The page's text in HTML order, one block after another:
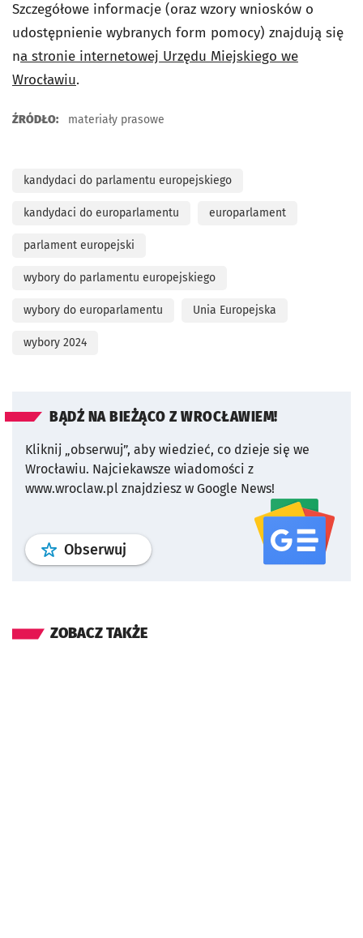
Szczegółowe informacje (oraz wzory wniosków o
udostępnienie wybranych form pomocy) znajdują się
na stronie internetowej Urzędu Miejskiego we
Wrocławiu.
ŹRÓDŁO: materiały prasowe
kandydaci do parlamentu europejskiego
kandydaci do europarlamentu europarlament
parlament europejski
wybory do parlamentu europejskiego
wybory do europarlamentu Unia Europejska
wybory 2024
BĄDŹ NA BIEŻĄCO Z WROCŁAWIEM!
Kliknij „obserwuj”, aby wiedzieć, co dzieje się we
Wrocławiu. Najciekawsze wiadomości z
www.wroclaw.pl znajdziesz w Google News!
Obserwuj profil serwisu
ZOBACZ TAKŻE